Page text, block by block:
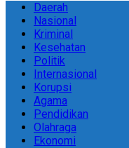
Daerah
Nasional
Kriminal
Kesehatan
Politik
Internasional
Korupsi
Agama
Pendidikan
Olahraga
Ekonomi